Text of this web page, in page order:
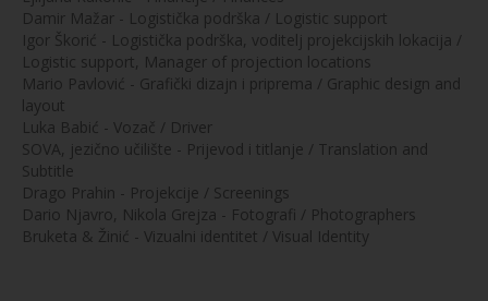
Damir Mažar - Logistička podrška / Logistic support
Igor Škorić - Logistička podrška, voditelj projekcijskih lokacija /
Logistic support, Manager of projection locations
Mario Pavlović - Grafički dizajn i priprema / Graphic design and
layout
Luka Babić - Vozač / Driver
SOVA, jezično učilište - Prijevod i titlanje / Translation and
Subtitle
Drago Prahin - Projekcije / Screenings
Dario Njavro, Nikola Grejza - Fotografi / Photographers
Bruketa & Žinić - Vizualni identitet / Visual Identity